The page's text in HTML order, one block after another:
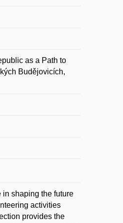
as a Path to
Budějovicích,
in shaping the future
activities
provides the